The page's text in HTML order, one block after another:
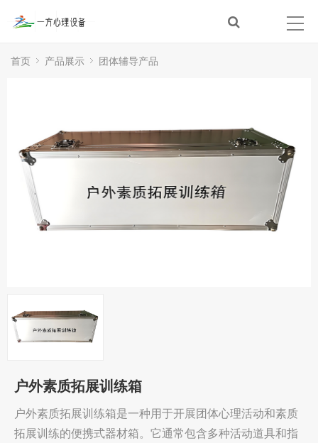
首页 产品展示 团体辅导产品
户外素质拓展训练箱
户外素质拓展训练箱是一种用于开展团体心理活动和素质
拓展训练的便携式器材箱。它通常包含多种活动道具和指